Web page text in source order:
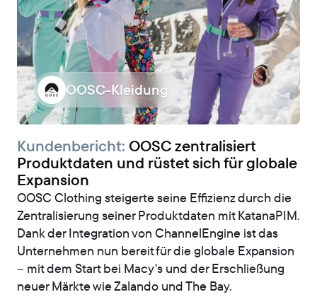
OOSC-Kleidung
Kundenbericht:OOSC zentralisiert
Produktdaten und rüstet sich für globale
Expansion
OOSC Clothing steigerte seine Effizienz durch die
Zentralisierung seiner Produktdaten mit KatanaPIM.
Dank der Integration von ChannelEngine ist das
Unternehmen nun bereit für die globale Expansion
– mit dem Start bei Macy's und der Erschließung
neuer Märkte wie Zalando und The Bay.